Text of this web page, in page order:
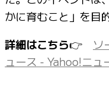
かに育むこと」を目
詳細はこちら👉 ソ
ュース - Yahoo!ニュ